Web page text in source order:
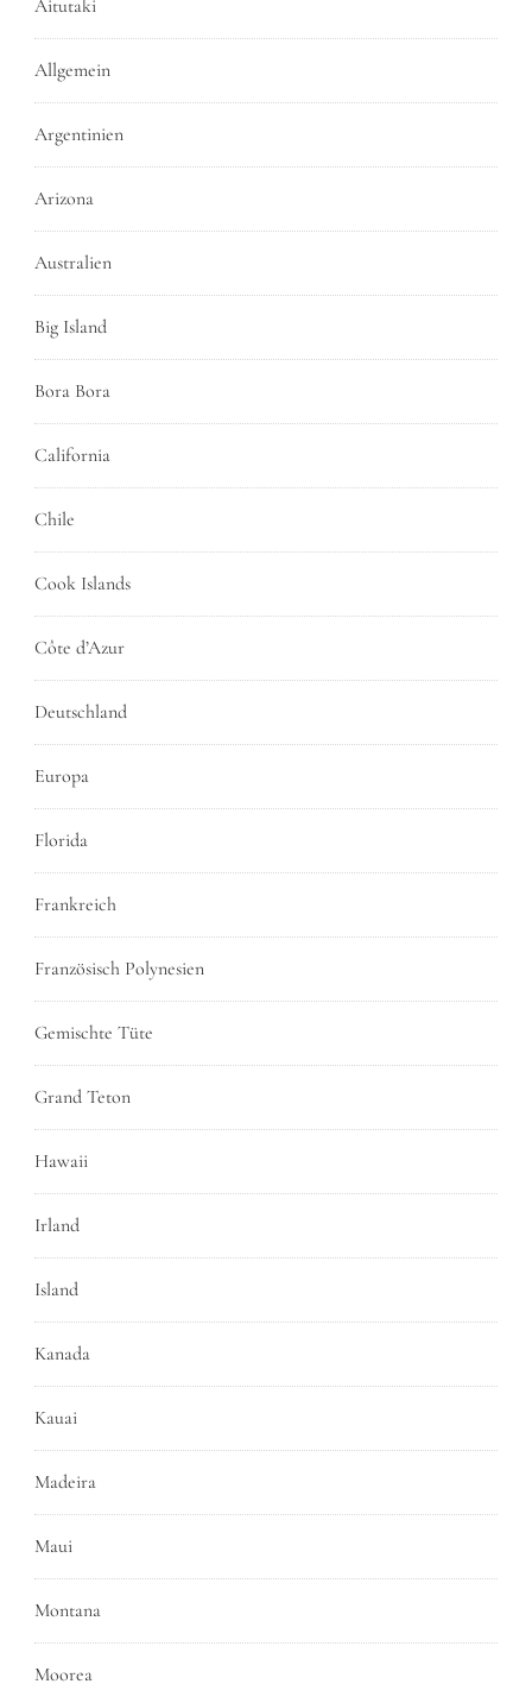
Aitutaki
Allgemein
Argentinien
Arizona
Australien
Big Island
Bora Bora
California
Chile
Cook Islands
Côte d’Azur
Deutschland
Europa
Florida
Frankreich
Französisch Polynesien
Gemischte Tüte
Grand Teton
Hawaii
Irland
Island
Kanada
Kauai
Madeira
Maui
Montana
Moorea